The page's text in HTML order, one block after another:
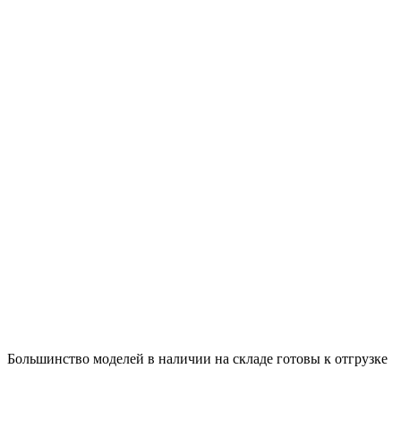
Большинство моделей в наличии на складе готовы к отгрузке